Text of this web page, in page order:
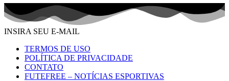
INSIRA SEU E-MAIL
TERMOS DE USO
POLÍTICA DE PRIVACIDADE
CONTATO
FUTEFREE – NOTÍCIAS ESPORTIVAS